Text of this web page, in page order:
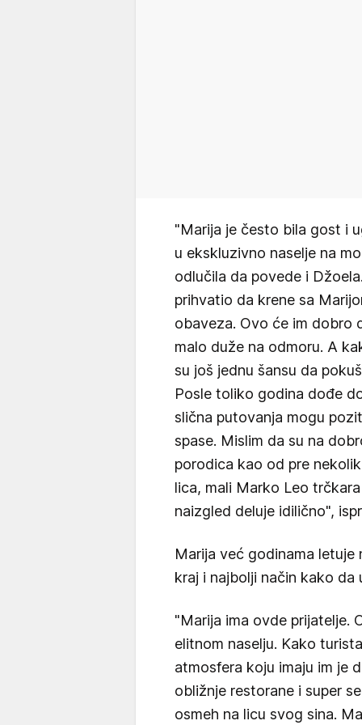
"Marija je često bila gost i
u ekskluzivno naselje na
odlučila da povede i
prihvatio da krene sa
obaveza. Ovo će im dobro
malo duže na odmoru. A
su još jednu šansu da
Posle toliko godina dođe
slična putovanja mogu
spase. Mislim da su na
porodica kao od pre
lica, mali Marko Leo
naizgled deluje idilično",
Marija već godinama
kraj i najbolji način kako da
"Marija ima ovde prijatelje.
elitnom naselju. Kako
atmosfera koju imaju im je
obližnje restorane i super
osmeh na licu svog sina.